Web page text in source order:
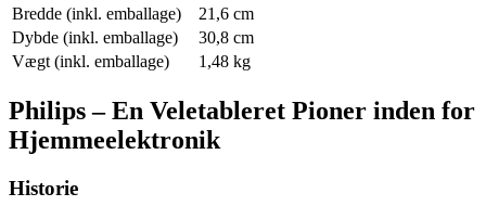
Bredde (inkl. emballage)
21,6 cm
Dybde (inkl. emballage)
30,8 cm
Vægt (inkl. emballage)
1,48 kg
Philips – En Veletableret Pioner inden for
Hjemmeelektronik
Historie